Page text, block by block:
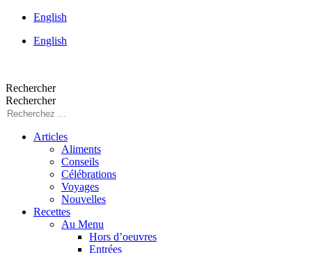
English
English
Rechercher
Rechercher
Articles
Aliments
Conseils
Célébrations
Voyages
Nouvelles
Recettes
Au Menu
Hors d’oeuvres
Entrées